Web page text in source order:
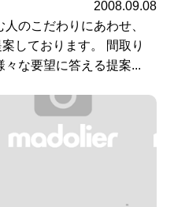
2008.09.08
のこだわりにあわせ、
しております。 間取り
な要望に答える提案...